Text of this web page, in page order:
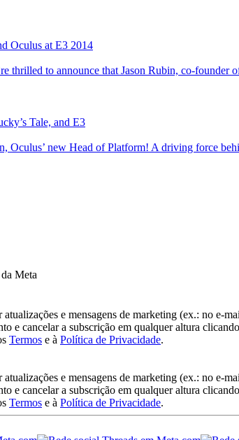
Oculus at E3 2014
thrilled to announce that Jason Rubin, co-
Tale, and E3
Oculus’ new Head of Platform! A driving force
Meta
atualizações e mensagens de marketing (ex.: no e-
e cancelar a subscrição em qualquer altura
Termos e à Política de Privacidade.
atualizações e mensagens de marketing (ex.: no e-
e cancelar a subscrição em qualquer altura
Termos e à Política de Privacidade.